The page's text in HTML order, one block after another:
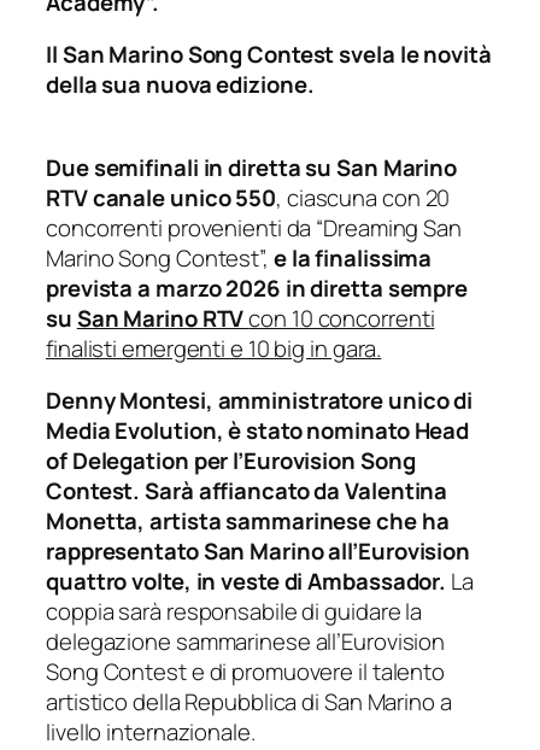
Il San Marino Song Contest svela le novità
della sua nuova edizione.
Due semifinali in diretta su San Marino
RTV canale unico 550, ciascuna con 20
concorrenti provenienti da “Dreaming San
Marino Song Contest”, e la finalissima
prevista a marzo 2026 in diretta sempre
suSan Marino RTVcon 10 concorrenti
finalisti emergenti e 10 big in gara.
Denny Montesi, amministratore unico di
Media Evolution, è stato nominato Head
of Delegation per l’Eurovision Song
Contest. Sarà affiancato da Valentina
Monetta, artista sammarinese che ha
rappresentato San Marino all’Eurovision
quattro volte, in veste di Ambassador. La
coppia sarà responsabile di guidare la
delegazione sammarinese all’Eurovision
Song Contest e di promuovere il talento
artistico della Repubblica di San Marino a
livello internazionale.